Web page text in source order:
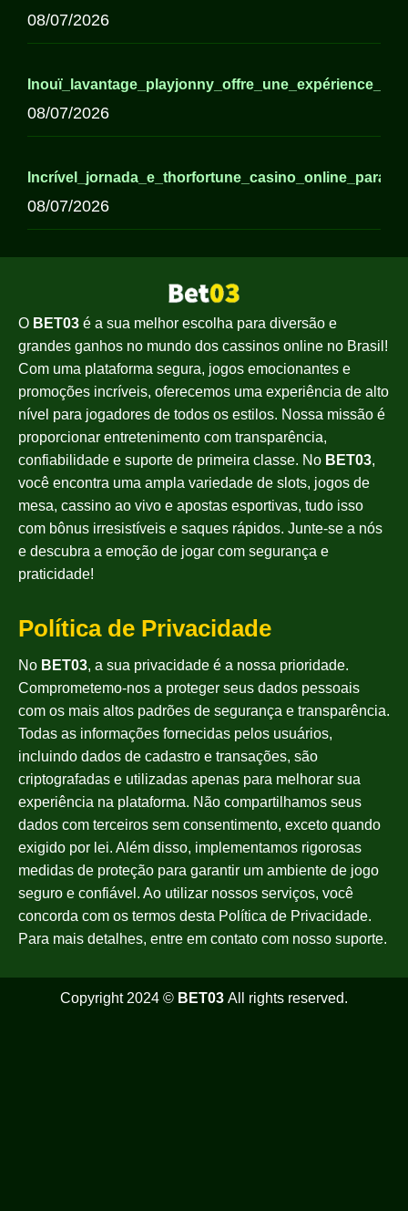
08/07/2026
08/07/2026
08/07/2026
O BET03 é a sua melhor escolha para diversão e
grandes ganhos no mundo dos cassinos online no Brasil!
Com uma plataforma segura, jogos emocionantes e
promoções incríveis, oferecemos uma experiência de alto
nível para jogadores de todos os estilos. Nossa missão é
proporcionar entretenimento com transparência,
confiabilidade e suporte de primeira classe. No BET03,
você encontra uma ampla variedade de slots, jogos de
mesa, cassino ao vivo e apostas esportivas, tudo isso
com bônus irresistíveis e saques rápidos. Junte-se a nós
e descubra a emoção de jogar com segurança e
praticidade!
Política de Privacidade
No BET03, a sua privacidade é a nossa prioridade.
Comprometemo-nos a proteger seus dados pessoais
com os mais altos padrões de segurança e transparência.
Todas as informações fornecidas pelos usuários,
incluindo dados de cadastro e transações, são
criptografadas e utilizadas apenas para melhorar sua
experiência na plataforma. Não compartilhamos seus
dados com terceiros sem consentimento, exceto quando
exigido por lei. Além disso, implementamos rigorosas
medidas de proteção para garantir um ambiente de jogo
seguro e confiável. Ao utilizar nossos serviços, você
concorda com os termos desta Política de Privacidade.
Para mais detalhes, entre em contato com nosso suporte.
Copyright 2024 © BET03 All rights reserved.